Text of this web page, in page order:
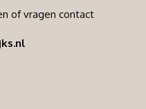
of vragen contact